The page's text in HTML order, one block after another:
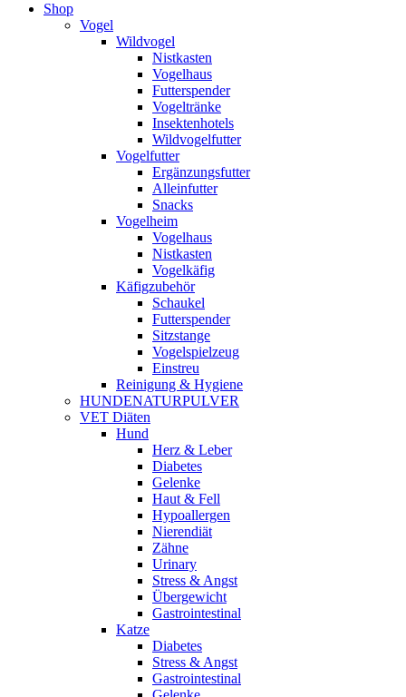
Shop
Vogel
Wildvogel
Nistkasten
Vogelhaus
Futterspender
Vogeltränke
Insektenhotels
Wildvogelfutter
Vogelfutter
Ergänzungsfutter
Alleinfutter
Snacks
Vogelheim
Vogelhaus
Nistkasten
Vogelkäfig
Käfigzubehör
Schaukel
Futterspender
Sitzstange
Vogelspielzeug
Einstreu
Reinigung & Hygiene
HUNDENATURPULVER
VET Diäten
Hund
Herz & Leber
Diabetes
Gelenke
Haut & Fell
Hypoallergen
Nierendiät
Zähne
Urinary
Stress & Angst
Übergewicht
Gastrointestinal
Katze
Diabetes
Stress & Angst
Gastrointestinal